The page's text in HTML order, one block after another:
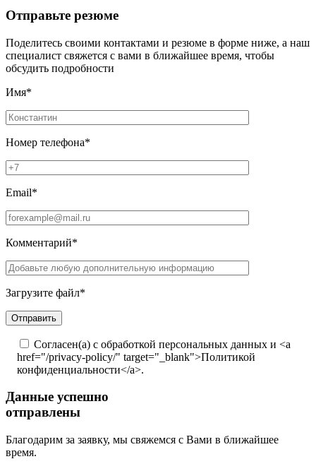
Отправьте резюме
Поделитесь своими контактами и резюме в форме ниже, а наш
специалист свяжется с вами в ближайшее время, чтобы
обсудить подробности
Имя*
Номер телефона*
Email*
Комментарий*
Загрузите файл*
Согласен(а) с обработкой персональных данных и <a
href="/privacy-policy/" target="_blank">Политикой
конфиденциальности</a>.
Данные успешно
отправлены
Благодарим за заявку, мы свяжемся с Вами в ближайшее
время.